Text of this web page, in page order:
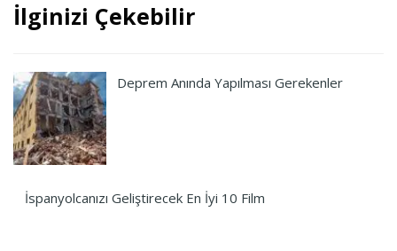
İlginizi Çekebilir
Deprem Anında Yapılması Gerekenler
İspanyolcanızı Geliştirecek En İyi 10 Film